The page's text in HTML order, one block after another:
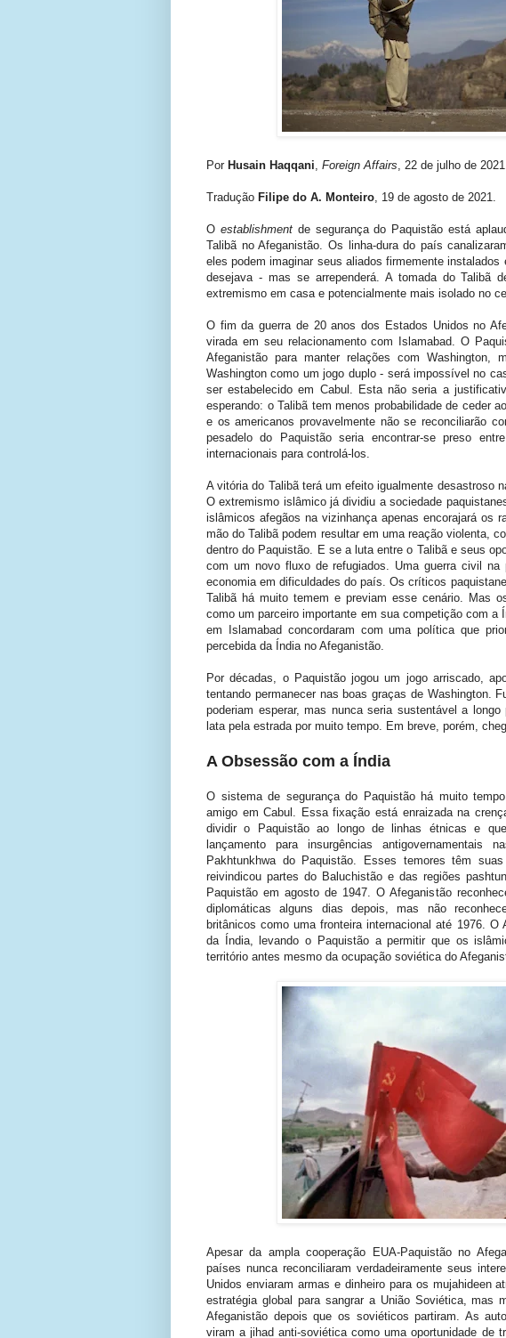
Por Husain Haqqani Foreign Affairs , 22 de julho de 2021.
Tradução Filipe do A. Monteiro , 19 de agosto de 2021.
O establishment de segurança do Paquistão está
Talibã no Afeganistão. Os linha-dura do país
eles podem imaginar seus aliados firmemente
desejava - mas se arrependerá. A tomada do Talibã
extremismo em casa e potencialmente mais isolado no
O fim da guerra de 20 anos dos Estados Unidos no
virada em seu relacionamento com Islamabad. O
Afeganistão para manter relações com
Washington como um jogo duplo - será impossível no
ser estabelecido em Cabul. Esta não seria a
esperando: o Talibã tem menos probabilidade de ceder
e os americanos provavelmente não se reconciliarão
pesadelo do Paquistão seria encontrar-se preso
internacionais para controlá-los.
A vitória do Talibã terá um efeito igualmente desastroso
O extremismo islâmico já dividiu a sociedade
islâmicos afegãos na vizinhança apenas encorajará os
mão do Talibã podem resultar em uma reação violenta,
dentro do Paquistão. E se a luta entre o Talibã e seus
com um novo fluxo de refugiados. Uma guerra civil
economia em dificuldades do país. Os críticos
Talibã há muito temem e previam esse cenário. Mas
como um parceiro importante em sua competição com
em Islamabad concordaram com uma política que
percebida da Índia no Afeganistão.
Por décadas, o Paquistão jogou um jogo arriscado,
tentando permanecer nas boas graças de Washington.
poderiam esperar, mas nunca seria sustentável a
lata pela estrada por muito tempo. Em breve, porém,
A Obsessão com a Índia
O sistema de segurança do Paquistão há muito
amigo em Cabul. Essa fixação está enraizada na
dividir o Paquistão ao longo de linhas étnicas e
lançamento para insurgências antigovernamentais
Pakhtunkhwa do Paquistão. Esses temores têm
reivindicou partes do Baluchistão e das regiões
Paquistão em agosto de 1947. O Afeganistão
diplomáticas alguns dias depois, mas não
britânicos como uma fronteira internacional até 1976. O
da Índia, levando o Paquistão a permitir que os
território antes mesmo da ocupação soviética do
Apesar da ampla cooperação EUA-Paquistão no
países nunca reconciliaram verdadeiramente seus
Unidos enviaram armas e dinheiro para os mujahideen
estratégia global para sangrar a União Soviética, mas
Afeganistão depois que os soviéticos partiram. As
viram a jihad anti-soviética como uma oportunidade de